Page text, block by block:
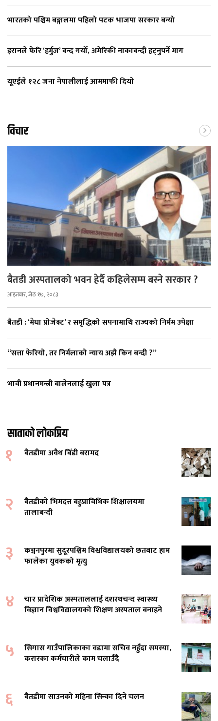
भारतको पश्चिम बङ्गालमा पहिलो पटक भाजपा सरकार बन्यो
इरानले फेरि ‘हर्मुज’ बन्द गर्यो, अमेरिकी नाकाबन्दी हट्नुपर्ने माग
यूएईले १२८ जना नेपालीलाई आममाफी दियाे
विचार
बैतडी अस्पतालको भवन हेर्दै कहिलेसम्म बस्ने सरकार ?
आइतबार, जेठ १७, २०८३
बैतडी : ‘मेघा प्रोजेक्ट’ र समृद्धिको सपनामाथि राज्यको निर्मम उपेक्षा
“सत्ता फेरियो, तर निर्मलाको न्याय अझै किन बन्दी ?”
भावी प्रधानमन्त्री बालेनलाई खुला पत्र
साताको लोकप्रिय
१ बैतडीमा अवैध बिँडी बरामद
२
बैतडीको भिमदत्त बहुप्राविधिक शिक्षालयमा
तालाबन्दी
३
कञ्चनपुरमा सुदूरपश्चिम विश्वविद्यालयको छतबाट हाम
फालेका युवकको मृत्यु
४
चार प्रादेशिक अस्पताललाई दशरथचन्द स्वास्थ्य
विज्ञान विश्वविद्यालयको शिक्षण अस्पताल बनाइने
५
सिगास गाउँपालिकाका वडामा सचिव नहुँदा समस्या,
करारका कर्मचारीले काम चलाउँदै
६ बैतडीमा साउनको महिना सिन्का दिने चलन